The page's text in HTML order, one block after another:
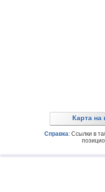
Карта на
Справка: Ссылки в